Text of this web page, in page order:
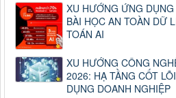
XU HƯỚNG ỨNG
BÀI HỌC AN TOÀN DỮ
TOÁN AI
XU HƯỚNG CÔNG
2026: HẠ TẦNG CỐT
DỤNG DOANH NGHIỆP